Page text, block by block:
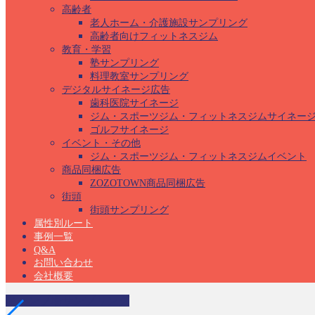
高齢者
老人ホーム・介護施設サンプリング
高齢者向けフィットネスジム
教育・学習
塾サンプリング
料理教室サンプリング
デジタルサイネージ広告
歯科医院サイネージ
ジム・スポーツジム・フィットネスジムサイネー
ゴルフサイネージ
イベント・その他
ジム・スポーツジム・フィットネスジムイベント
商品同梱広告
ZOZOTOWN商品同梱広告
街頭
街頭サンプリング
属性別ルート
事例一覧
Q&A
お問い合わせ
会社概要
キャンプ場サンプリング